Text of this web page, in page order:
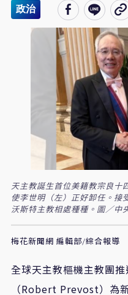
政治
天主教誕生首位美籍教宗良十
使李世明（左）正好卸任。接
沃斯特主教相處種種。圖／中
梅花新聞網 編輯部/綜合報導
全球天主教樞機主教團
（Robert Prevost）為